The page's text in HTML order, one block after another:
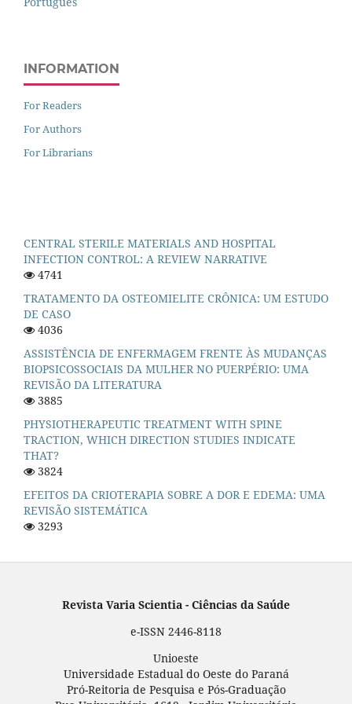
INFORMATION
For Readers
For Authors
For Librarians
CENTRAL STERILE MATERIALS AND HOSPITAL
INFECTION CONTROL: A REVIEW NARRATIVE
4741
TRATAMENTO DA OSTEOMIELITE CRÔNICA: UM ESTUDO
DE CASO
4036
ASSISTÊNCIA DE ENFERMAGEM FRENTE ÀS MUDANÇAS
BIOPSICOSSOCIAIS DA MULHER NO PUERPÉRIO: UMA
REVISÃO DA LITERATURA
3885
PHYSIOTHERAPEUTIC TREATMENT WITH SPINE
TRACTION, WHICH DIRECTION STUDIES INDICATE
THAT?
3824
EFEITOS DA CRIOTERAPIA SOBRE A DOR E EDEMA: UMA
REVISÃO SISTEMÁTICA
3293
Revista Varia Scientia - Ciências da Saúde
e-ISSN 2446-8118
Unioeste
Universidade Estadual do Oeste do Paraná
Pró-Reitoria de Pesquisa e Pós-Graduação